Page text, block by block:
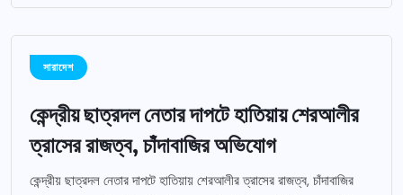
সারাদেশ
কেন্দ্রীয় ছাত্রদল নেতার দাপটে হাতিয়ায় শেরআলীর
ত্রাসের রাজত্ব, চাঁদাবাজির অভিযোগ
কেন্দ্রীয় ছাত্রদল নেতার দাপটে হাতিয়ায় শেরআলীর ত্রাসের রাজত্ব, চাঁদাবাজির